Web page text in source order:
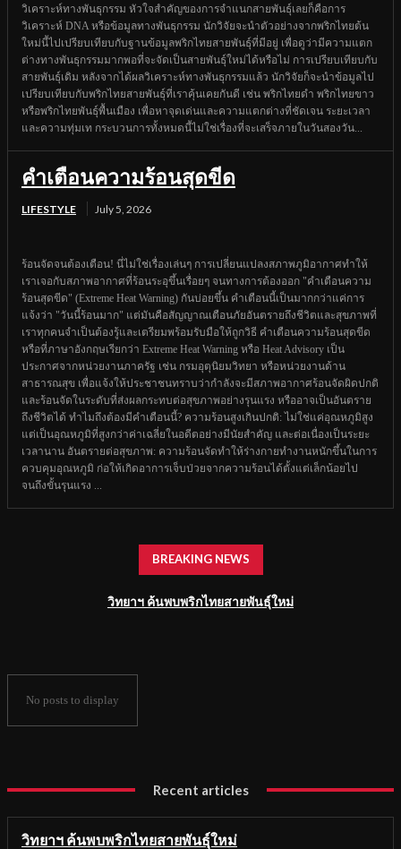
วิเคราะห์ทางพันธุกรรม หัวใจสำคัญของการจำแนกสายพันธุ์เลยก็คือการ
วิเคราะห์ DNA หรือข้อมูลทางพันธุกรรม นักวิจัยจะนำตัวอย่างจากพริกไทยต้น
ใหม่นี้ไปเปรียบเทียบกับฐานข้อมูลพริกไทยสายพันธุ์ที่มีอยู่ เพื่อดูว่ามีความแตก
ต่างทางพันธุกรรมมากพอที่จะจัดเป็นสายพันธุ์ใหม่ได้หรือไม่ การเปรียบเทียบกับ
สายพันธุ์เดิม หลังจากได้ผลวิเคราะห์ทางพันธุกรรมแล้ว นักวิจัยก็จะนำข้อมูลไป
เปรียบเทียบกับพริกไทยสายพันธุ์ที่เราคุ้นเคยกันดี เช่น พริกไทยดำ พริกไทยขาว
หรือพริกไทยพันธุ์พื้นเมือง เพื่อหาจุดเด่นและความแตกต่างที่ชัดเจน ระยะเวลา
และความทุ่มเท กระบวนการทั้งหมดนี้ไม่ใช่เรื่องที่จะเสร็จภายในวันสองวัน...
คำเตือนความร้อนสุดขีด
LIFESTYLE July 5, 2026
ร้อนจัดจนต้องเตือน! นี่ไม่ใช่เรื่องเล่นๆ การเปลี่ยนแปลงสภาพภูมิอากาศทำให้
เราเจอกับสภาพอากาศที่ร้อนระอุขึ้นเรื่อยๆ จนทางการต้องออก "คำเตือนความ
ร้อนสุดขีด" (Extreme Heat Warning) กันบ่อยขึ้น คำเตือนนี้เป็นมากกว่าแค่การ
แจ้งว่า "วันนี้ร้อนมาก" แต่มันคือสัญญาณเตือนภัยอันตรายถึงชีวิตและสุขภาพที่
เราทุกคนจำเป็นต้องรู้และเตรียมพร้อมรับมือให้ถูกวิธี คำเตือนความร้อนสุดขีด
หรือที่ภาษาอังกฤษเรียกว่า Extreme Heat Warning หรือ Heat Advisory เป็น
ประกาศจากหน่วยงานภาครัฐ เช่น กรมอุตุนิยมวิทยา หรือหน่วยงานด้าน
สาธารณสุข เพื่อแจ้งให้ประชาชนทราบว่ากำลังจะมีสภาพอากาศร้อนจัดผิดปกติ
และร้อนจัดในระดับที่ส่งผลกระทบต่อสุขภาพอย่างรุนแรง หรืออาจเป็นอันตราย
ถึงชีวิตได้ ทำไมถึงต้องมีคำเตือนนี้? ความร้อนสูงเกินปกติ: ไม่ใช่แค่อุณหภูมิสูง
แต่เป็นอุณหภูมิที่สูงกว่าค่าเฉลี่ยในอดีตอย่างมีนัยสำคัญ และต่อเนื่องเป็นระยะ
เวลานาน อันตรายต่อสุขภาพ: ความร้อนจัดทำให้ร่างกายทำงานหนักขึ้นในการ
ควบคุมอุณหภูมิ ก่อให้เกิดอาการเจ็บป่วยจากความร้อนได้ตั้งแต่เล็กน้อยไป
จนถึงขั้นรุนแรง ...
BREAKING NEWS
วิทยาฯ ค้นพบพริกไทยสายพันธุ์ใหม่
No posts to display
Recent articles
วิทยาฯ ค้นพบพริกไทยสายพันธุ์ใหม่